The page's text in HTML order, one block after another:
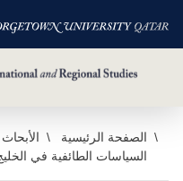
تخطي الصفحة الرئيسية الأبحاث
السياسات الطائفية في